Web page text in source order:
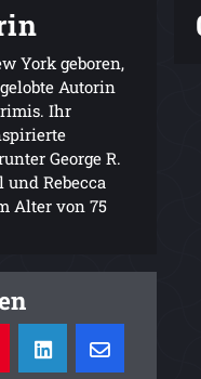
York geboren,
Autorin
Ihr
George R.
Rebecca
Alter von 75